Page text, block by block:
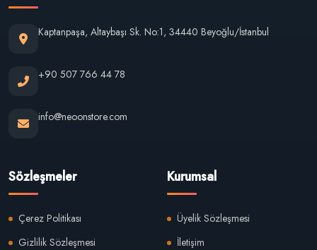
Kaptanpaşa, Altaybaşı Sk. No:1, 34440 Beyoğlu/İstanbul
+90 507 766 44 78
info@neoonstore.com
Sözleşmeler
Çerez Politikası
Gizlilik Sözleşmesi
Kurumsal
Üyelik Sözleşmesi
İletişim